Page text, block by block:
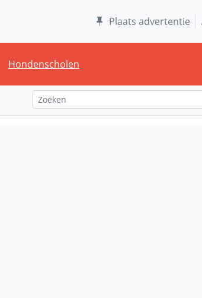
Plaats advertentie
Hondenscholen